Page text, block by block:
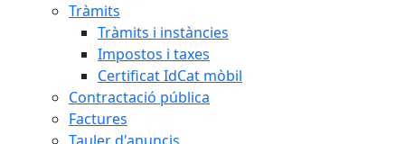
Tràmits
Tràmits i instàncies
Impostos i taxes
Certificat IdCat mòbil
Contractació pública
Factures